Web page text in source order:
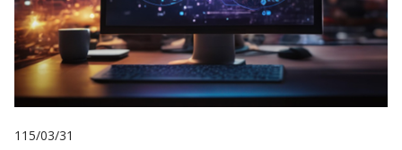
115/03/31